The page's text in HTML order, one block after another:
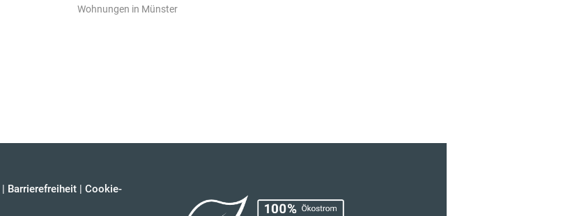
Wohnungen in Münster
| Barrierefreiheit | Cookie-